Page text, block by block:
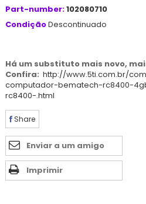
Part-number:102080710
CondiçãoDescontinuado
Há um substituto mais novo,
Confira: http://www.5ti.com.br/
computador-bematech-rc8400-
rc8400-.html
Share
Enviar a um amigo
Imprimir